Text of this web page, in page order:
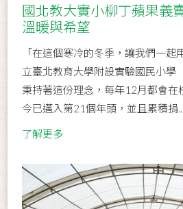
國北教大實小柳丁蘋果義
溫暖與希望
「在這個寒冷的冬季，讓我們一起
立臺北教育大學附設實驗國民小學
秉持著這份理念，每年12月都會在
今已邁入第21個年頭，並且累積捐...
了解更多